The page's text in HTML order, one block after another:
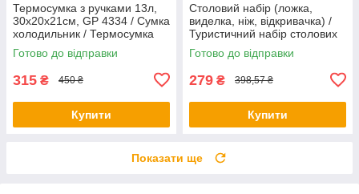
Термосумка з ручками 13л,
30х20х21см, GP 4334 / Сумка
холодильник / Термосумка
для їжі та напоїв
Готово до відправки
315 ₴ 450 ₴
Купити
Столовий набір (ложка,
виделка, ніж, відкривачка) /
Туристичний набір столових
приборів
Готово до відправки
279 ₴ 398,57 ₴
Купити
Показати ще